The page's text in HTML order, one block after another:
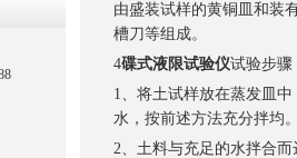
由盛装试样的黄铜皿和装
槽刀等组成。
4碟式液限试验仪试验步骤
1、将土试样放在蒸发皿
水，按前述方法充分拌均
2、土料与充足的水拌合